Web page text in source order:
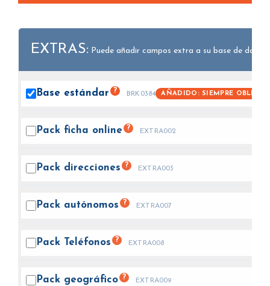
EXTRAS: Puede añadir campos extra a su base de datos.
Base estándar ? BRK0384 AÑADIDO: SIEMPRE
Pack ficha online ? EXTRA002
Pack direcciones ? EXTRA003
Pack autónomos ? EXTRA007
Pack Teléfonos ? EXTRA008
Pack geográfico ? EXTRA009